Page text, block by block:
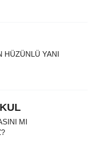
HÜZÜNLÜ YANI
MI